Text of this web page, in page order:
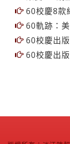
果實MV網
60校慶8款
60軌跡：美
60校慶出